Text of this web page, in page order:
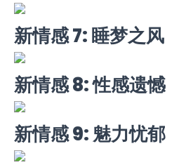
新情感 7: 睡梦之风
新情感 8: 性感遗憾
新情感 9: 魅力忧郁